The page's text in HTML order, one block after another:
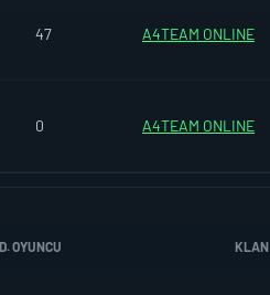
47 A4TEAM ONLINE
0 A4TEAM ONLINE
OYUNCU KLAN